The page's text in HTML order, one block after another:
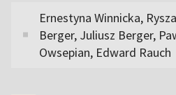
Ernestyna Winnicka,
Berger, Juliusz Berger,
Owsepian, Edward Rauch